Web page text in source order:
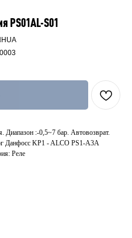
PS01AL-S01
Диапазон :-0,5~7 бар. Автовозврат.
Данфосс KP1 - ALCO PS1-A3A
Реле